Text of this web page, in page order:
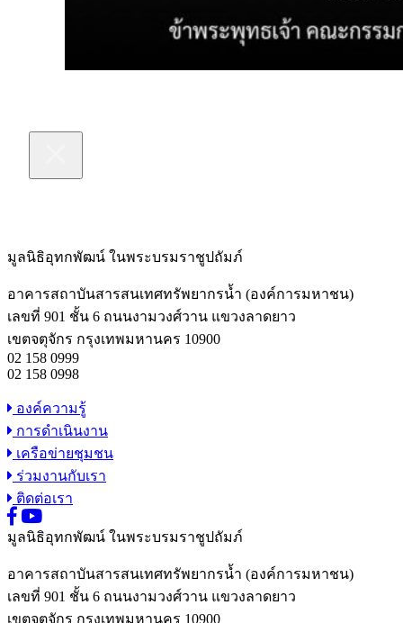
มูลนิธิอุทกพัฒน์ ในพระบรมราชูปถัมภ์
อาคารสถาบันสารสนเทศทรัพยากรน้ำ (องค์การมหาชน)
เลขที่ 901 ชั้น 6 ถนนงามวงศ์วาน แขวงลาดยาว
เขตจตุจักร กรุงเทพมหานคร 10900
02 158 0999
02 158 0998
องค์ความรู้
การดำเนินงาน
เครือข่ายชุมชน
ร่วมงานกับเรา
ติดต่อเรา
มูลนิธิอุทกพัฒน์ ในพระบรมราชูปถัมภ์
อาคารสถาบันสารสนเทศทรัพยากรน้ำ (องค์การมหาชน)
เลขที่ 901 ชั้น 6 ถนนงามวงศ์วาน แขวงลาดยาว
เขตจตุจักร กรุงเทพมหานคร 10900